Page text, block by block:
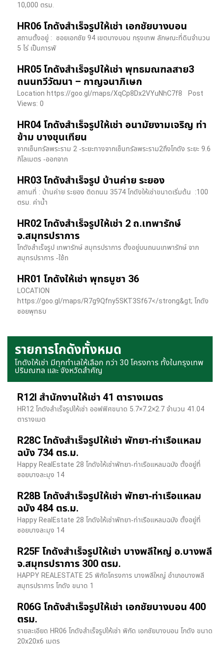
10,000 ตรม.
HR06 โกดังสำเร็จรูปให้เช่า เอกชัยบางบอน
สถานตั้งอยู่ : ซอยเอกชัย 94 เขตบางบอน กรุงเทพ ลักษณะที่ดินจำนวน
5 ไร่ เป็นการพั
HR05 โกดังสำเร็จรูปให้เช่า พุทธมณฑลสาย3
ถนนทวีวัฒนา – กาญจนาภิเษก
Location https://goo.gl/maps/XqCp8Dx2VYuNhC7f8 Post
Views: 0
HR04 โกดังสำเร็จรูปให้เช่า อนามัยงามเจริญ ท่า
ข้าม บางขุนเทียน
จากเซ็นทรัลพระราม 2 -ระยะทางจากเซ็นทรัลพระราม2ถึงโกดัง ระยะ 9.6
กิโลเมตร -ออกจาก
HR03 โกดังสำเร็จรูป บ้านค่าย ระยอง
สถานที่ : บ้านค่าย ระยอง ติดถนน 3574 โกดังให้เช่าขนาดเริ่มต้น :100
ตรม. ค่าน้ำ
HR02 โกดังสำเร็จรูปให้เช่า 2 ถ.เทพารักษ์
จ.สมุทรปราการ
โกดังสำเร็จรูป เทพารักษ์ สมุทรปราการ ตั้งอยู่บนถนนเทพารักษ์ จาก
สมุทรปราการ -ใช้ถ
HR01 โกดังให้เช่า พุทธบูชา 36
LOCATION
https://goo.gl/maps/R7g9Qfny5SKT3Sf67</strong&gt; โกดัง
ซอยพุทธบ
รายการโกดังทั้งหมด
โกดังให้เช่า มีทุกทำเลให้เลือก กว่า 30 โครงการ ทั้งในกรุงเทพ
ปริมณฑล และ จังหวัดสำคัญ
R12I สำนักงานให้เช่า 41 ตารางเมตร
HR12 โกดังสำเร็จรูปให้เช่า ออฟฟิศขนาด 5.7×7.2×2.7 จำนวน 41.04
ตารางเมต
R28C โกดังสำเร็จรูปให้เช่า พัทยา-ท่าเรือแหลม
ฉบัง 734 ตร.ม.
Happy RealEstate 28 โกดังให้เช่าพัทยา-ท่าเรือแหลมฉบัง ตั้งอยู่ที่
ซอยบางละมุง 14
R28B โกดังสำเร็จรูปให้เช่า พัทยา-ท่าเรือแหลม
ฉบัง 484 ตร.ม.
Happy RealEstate 28 โกดังให้เช่าพัทยา-ท่าเรือแหลมฉบัง ตั้งอยู่ที่
ซอยบางละมุง 14
R25F โกดังสำเร็จรูปให้เช่า บางพลีใหญ่ อ.บางพลี
จ.สมุทรปราการ 300 ตรม.
HAPPY REALESTATE 25 พิกัดโครงการ บางพลีใหญ่ อำเภอบางพลี
สมุทรปราการ โกดัง ขนาด 1
R06G โกดังสำเร็จรูปให้เช่า เอกชัยบางบอน 400
ตรม.
รายละเอียด HR06 โกดังสำเร็จรูปให้เช่า พิกัด เอกชัยบางบอน โกดัง ขนาด
20x20x6 เมตร